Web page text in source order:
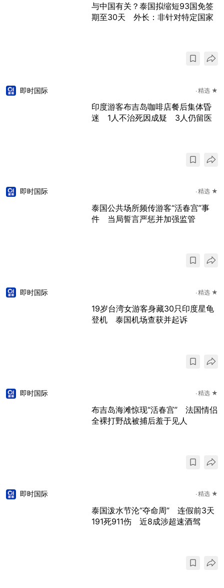
与中国有关？泰国拟缩短93国免签
期至30天 外长：非针对特定国家
即时国际 精选 ★
印度游客布吉岛咖啡店餐后集体昏
迷 1人不治死因成疑 3人仍留医
即时国际 精选 ★
泰国公共场所频传游客“活春宫”事
件 当局誓言严惩并加强监管
即时国际 精选 ★
19岁台湾女游客身藏30只印度星龟
登机 泰国机场查获并起诉
即时国际 精选 ★
布吉岛海滩惊现“活春宫” 法国情侣
全裸打野战被捕后羞于见人
即时国际 精选 ★
泰国泼水节沦“夺命周” 连假前3天
191死911伤 近8成涉超速酒驾